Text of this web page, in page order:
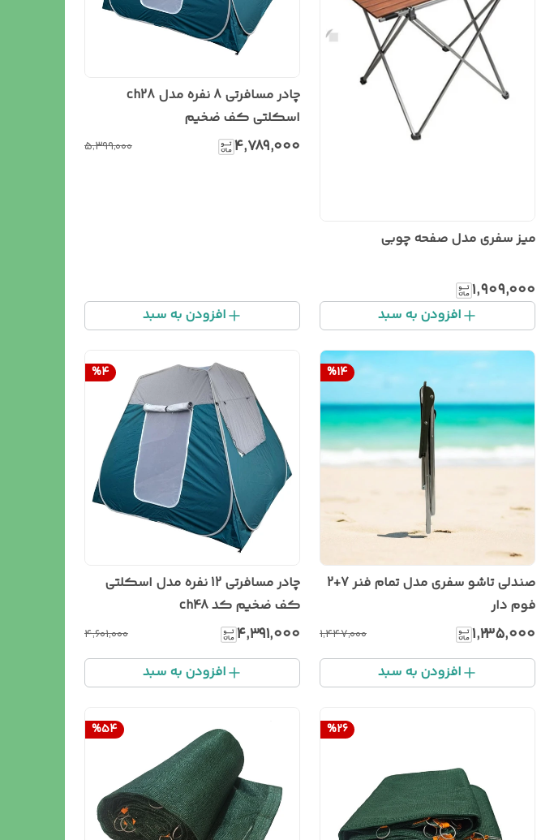
میز سفری مدل صفحه چوبی
۱٬۹۰۹٬۰۰۰
افزودن به سبد
چادر مسافرتی 8 نفره مدل ch28
اسکلتی کف ضخیم
۴٬۷۸۹٬۰۰۰ ۵٬۳۹۹٬۰۰۰
افزودن به سبد
%14
صندلی تاشو سفری مدل تمام فنر 7+2
فوم دار
۱٬۲۳۵٬۰۰۰ ۱٬۴۴۷٬۰۰۰
افزودن به سبد
%4
چادر مسافرتی 12 نفره مدل اسکلتی
کف ضخیم کد ch48
۴٬۳۹۱٬۰۰۰ ۴٬۶۰۱٬۰۰۰
افزودن به سبد
%26
%54